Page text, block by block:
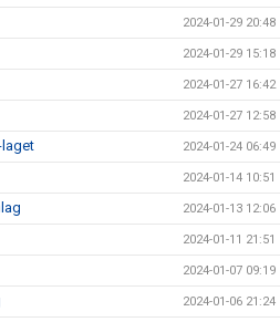
2024-01-29 20:48
2024-01-29 15:18
2024-01-27 16:42
2024-01-27 12:58
laget 2024-01-24 06:49
2024-01-14 10:51
2024-01-13 12:06
2024-01-11 21:51
2024-01-07 09:19
2024-01-06 21:24